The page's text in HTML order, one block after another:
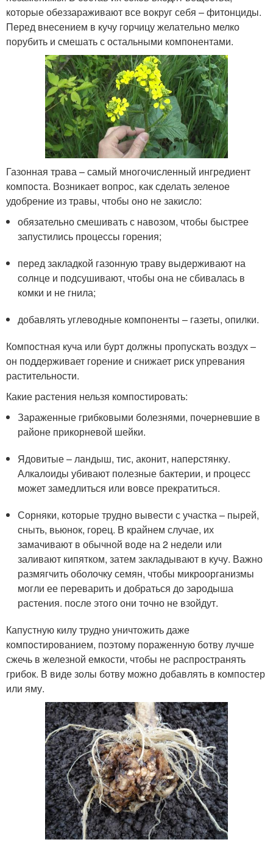
которые обеззараживают все вокруг себя – фитонциды.
Перед внесением в кучу горчицу желательно мелко
порубить и смешать с остальными компонентами.
Газонная трава – самый многочисленный ингредиент
компоста. Возникает вопрос, как сделать зеленое
удобрение из травы, чтобы оно не закисло:
обязательно смешивать с навозом, чтобы быстрее
запустились процессы горения;
перед закладкой газонную траву выдерживают на
солнце и подсушивают, чтобы она не сбивалась в
комки и не гнила;
добавлять углеводные компоненты – газеты, опилки.
Компостная куча или бурт должны пропускать воздух –
он поддерживает горение и снижает риск упревания
растительности.
Какие растения нельзя компостировать:
Зараженные грибковыми болезнями, почерневшие в
районе прикорневой шейки.
Ядовитые – ландыш, тис, аконит, наперстянку.
Алкалоиды убивают полезные бактерии, и процесс
может замедлиться или вовсе прекратиться.
Сорняки, которые трудно вывести с участка – пырей,
сныть, вьюнок, горец. В крайнем случае, их
замачивают в обычной воде на 2 недели или
заливают кипятком, затем закладывают в кучу. Важно
размягчить оболочку семян, чтобы микроорганизмы
могли ее переварить и добраться до зародыша
растения. после этого они точно не взойдут.
Капустную килу трудно уничтожить даже
компостированием, поэтому пораженную ботву лучше
сжечь в железной емкости, чтобы не распространять
грибок. В виде золы ботву можно добавлять в компостер
или яму.